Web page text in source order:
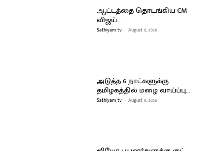
ஆட்டத்தை தொடங்கிய CM
விஜய்…
Sathiyam tv - August 8, 2026
அடுத்த 6 நாட்களுக்கு
தமிழகத்தில் மழை வாய்ப்பு…
Sathiyam tv - August 8, 2026